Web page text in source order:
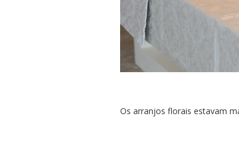
Os arranjos florais estavam